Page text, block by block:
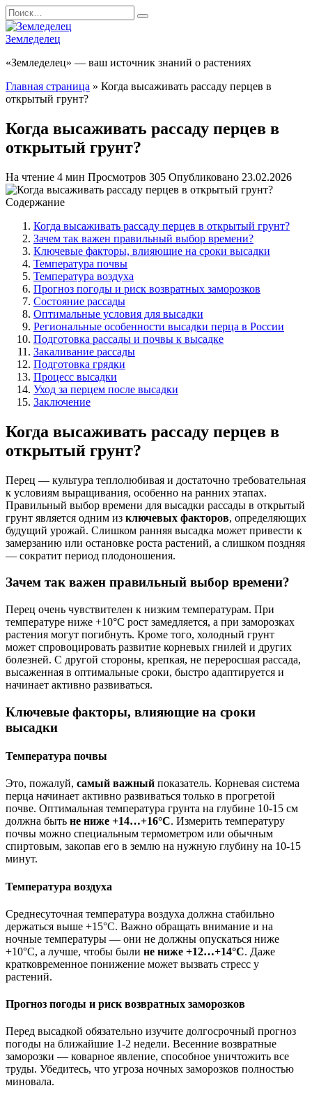
Перейти
к
содержанию
Search
for:
Земледелец
«Земледелец» — ваш источник знаний о растениях
Главная страница » Когда высаживать рассаду перцев в
открытый грунт?
Когда высаживать рассаду перцев в
открытый грунт?
На чтение 4 мин Просмотров 305 Опубликовано 23.02.2026
Содержание
Когда высаживать рассаду перцев в открытый грунт?
Зачем так важен правильный выбор времени?
Ключевые факторы, влияющие на сроки высадки
Температура почвы
Температура воздуха
Прогноз погоды и риск возвратных заморозков
Состояние рассады
Оптимальные условия для высадки
Региональные особенности высадки перца в России
Подготовка рассады и почвы к высадке
Закаливание рассады
Подготовка грядки
Процесс высадки
Уход за перцем после высадки
Заключение
Когда высаживать рассаду перцев в
открытый грунт?
Перец — культура теплолюбивая и достаточно требовательная
к условиям выращивания, особенно на ранних этапах.
Правильный выбор времени для высадки рассады в открытый
грунт является одним из ключевых факторов, определяющих
будущий урожай. Слишком ранняя высадка может привести к
замерзанию или остановке роста растений, а слишком поздняя
— сократит период плодоношения.
Зачем так важен правильный выбор времени?
Перец очень чувствителен к низким температурам. При
температуре ниже +10°C рост замедляется, а при заморозках
растения могут погибнуть. Кроме того, холодный грунт
может спровоцировать развитие корневых гнилей и других
болезней. С другой стороны, крепкая, не переросшая рассада,
высаженная в оптимальные сроки, быстро адаптируется и
начинает активно развиваться.
Ключевые факторы, влияющие на сроки
высадки
Температура почвы
Это, пожалуй, самый важный показатель. Корневая система
перца начинает активно развиваться только в прогретой
почве. Оптимальная температура грунта на глубине 10-15 см
должна быть не ниже +14…+16°C. Измерить температуру
почвы можно специальным термометром или обычным
спиртовым, закопав его в землю на нужную глубину на 10-15
минут.
Температура воздуха
Среднесуточная температура воздуха должна стабильно
держаться выше +15°C. Важно обращать внимание и на
ночные температуры — они не должны опускаться ниже
+10°C, а лучше, чтобы были не ниже +12…+14°C. Даже
кратковременное понижение может вызвать стресс у
растений.
Прогноз погоды и риск возвратных заморозков
Перед высадкой обязательно изучите долгосрочный прогноз
погоды на ближайшие 1-2 недели. Весенние возвратные
заморозки — коварное явление, способное уничтожить все
труды. Убедитесь, что угроза ночных заморозков полностью
миновала.